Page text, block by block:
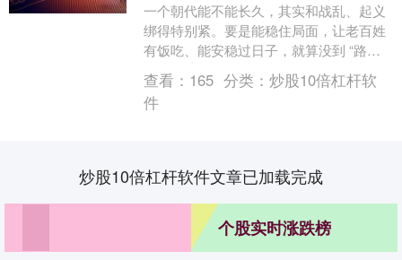
一个朝代能不能长久，其实和战乱、起义
绑得特别紧。要是能稳住局面，让老百姓
有饭吃、能安稳过日子，就算没到 “路不
拾遗、夜不闭户” 的地步，也能算盛世
了。可历史就是....
查看： 165 分类： 炒股10倍杠杆软
件
炒股10倍杠杆软件文章已加载完成
个股实时涨跌榜